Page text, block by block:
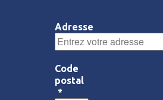
Adresse
Code
postal
*